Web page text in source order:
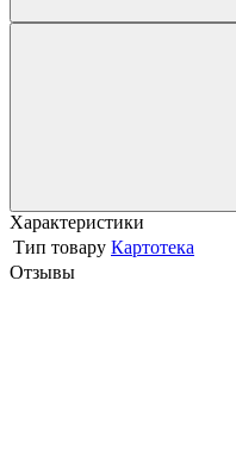
Характеристики
Тип товару Картотека
Отзывы